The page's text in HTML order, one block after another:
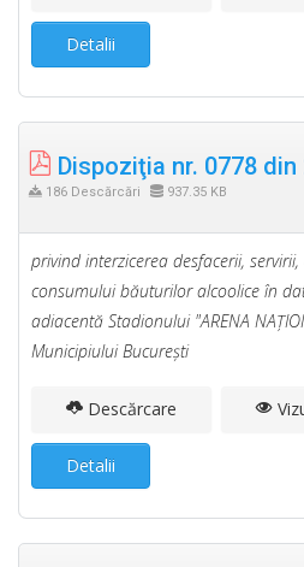
Detalii
Dispoziţia nr. 0778 din
186 Descărcări 937.35 KB
privind interzicerea desfacerii,
consumului băuturilor alcoolice în
adiacentă Stadionului "ARENA
Municipiului Bucureşti
Descărcare
Detalii